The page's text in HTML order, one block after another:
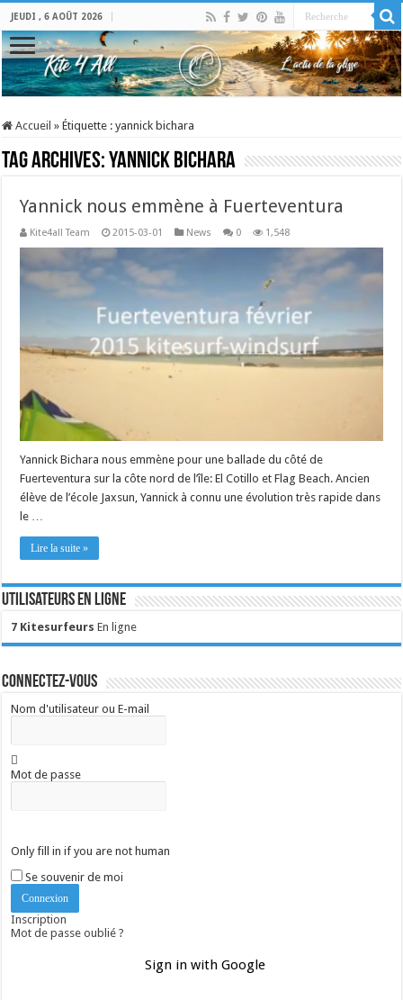
JEUDI , 6 AOÛT 2026
Accueil » Étiquette :yannick bichara
Tag Archives:yannick bichara
Yannick nous emmène à Fuerteventura
Kite4all Team 2015-03-01 News 0 1,548
Yannick Bichara nous emmène pour une ballade du côté de
Fuerteventura sur la côte nord de l’île: El Cotillo et Flag Beach. Ancien
élève de l’école Jaxsun, Yannick à connu une évolution très rapide dans
le …
Lire la suite »
Utilisateurs en ligne
7 Kitesurfeurs En ligne
Connectez-vous
Nom d'utilisateur ou E-mail
Mot de passe
Only fill in if you are not human
Se souvenir de moi
Inscription
Mot de passe oublié ?
Sign in with Google